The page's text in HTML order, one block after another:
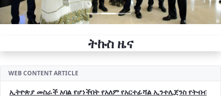
ኢትዮጵያ መስራች አባል የሆነችበት የአለም የአርተፊሻል ኢንተሊጀንስ የትብብር
Modified 17 Days ago.